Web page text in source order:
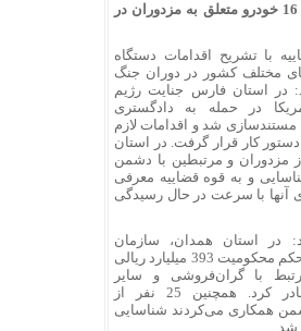
توقیف 109 ملک و 16 خودرو متعلق به مزدوران در
با تشریح اقدامات دستگاه
مختلف کشور در دوران جنگ
در استان فارس جنایت رژیم
در حمله به دادگستری
شد و اقدامات لازم
کار قرار گرفت. در استان
74 نفر از مزدوران و مرتبطین با دشمن
و به قوه قضاییه معرفی
آنها با سرعت در حال رسیدگی
در استان همدان، سازمان
تعزیرات حکومتی حکم محکومیت 393 میلیارد ریالی
با گران‌فروشی و سایر
سوءاستفاده‌ها صادر کرد. همچنین 25 نفر از
همکاری می‌کردند شناسایی
شد.